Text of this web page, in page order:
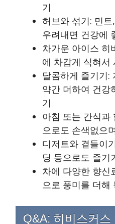
기
허브와 섞기: 민
우려내면 건강에
차가운 아이스 히
에 차갑게 식혀서
달콤하게 즐기기:
약간 더하여 건강
기
아침 또는 간식과
으로도 손색없으
디저트와 곁들이
딩 등으로도 즐기
차에 다양한 향신
으로 풍미를 더해
Q&A: 히비스커